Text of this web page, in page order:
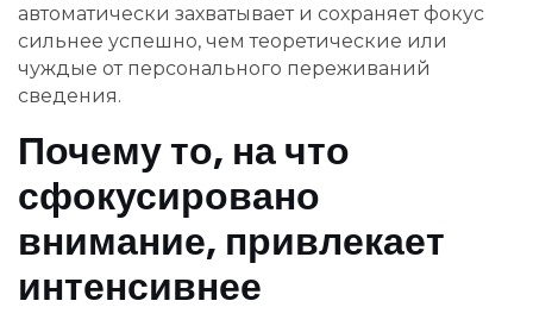
автоматически захватывает и сохраняет фокус
сильнее успешно, чем теоретические или
чуждые от персонального переживаний
сведения.
Почему то, на что
сфокусировано
внимание, привлекает
интенсивнее